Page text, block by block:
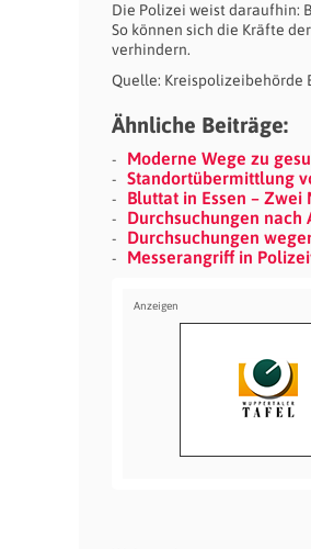
Die Polizei weist daraufhin:
So können sich die Kräfte
verhindern.
Quelle: Kreispolizeibehörde
Ähnliche Beiträge:
Moderne Wege zu
Standortübermittlung
Bluttat in Essen –
Durchsuchungen nach
Durchsuchungen
Messerangriff in